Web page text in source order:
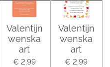
Valentijn
wenska
art
€ 2,99
Valentijn
wenska
art
€ 2,99